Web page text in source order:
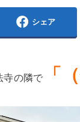
シェア
寺の隣で 「（